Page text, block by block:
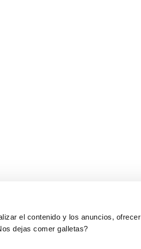
el contenido y los anuncios, ofrecer
dejas comer galletas?